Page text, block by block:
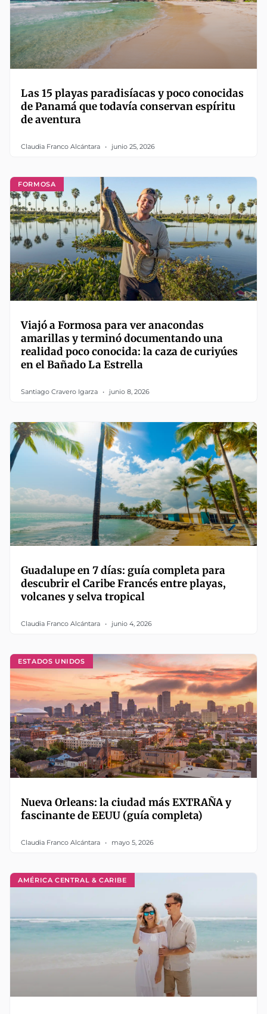
Las 15 playas paradisíacas y poco conocidas
de Panamá que todavía conservan espíritu
de aventura
Claudia Franco Alcántara junio 25, 2026
FORMOSA
Viajó a Formosa para ver anacondas
amarillas y terminó documentando una
realidad poco conocida: la caza de curiyúes
en el Bañado La Estrella
Santiago Cravero Igarza junio 8, 2026
Guadalupe en 7 días: guía completa para
descubrir el Caribe Francés entre playas,
volcanes y selva tropical
Claudia Franco Alcántara junio 4, 2026
ESTADOS UNIDOS
Nueva Orleans: la ciudad más EXTRAÑA y
fascinante de EEUU (guía completa)
Claudia Franco Alcántara mayo 5, 2026
AMÉRICA CENTRAL & CARIBE